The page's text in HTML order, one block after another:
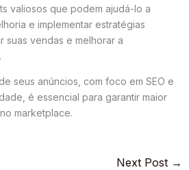
valiosos que podem ajudá-lo a
e implementar estratégias
suas vendas e melhorar a
seus anúncios, com foco em SEO e
é essencial para garantir maior
marketplace.
Next Post →